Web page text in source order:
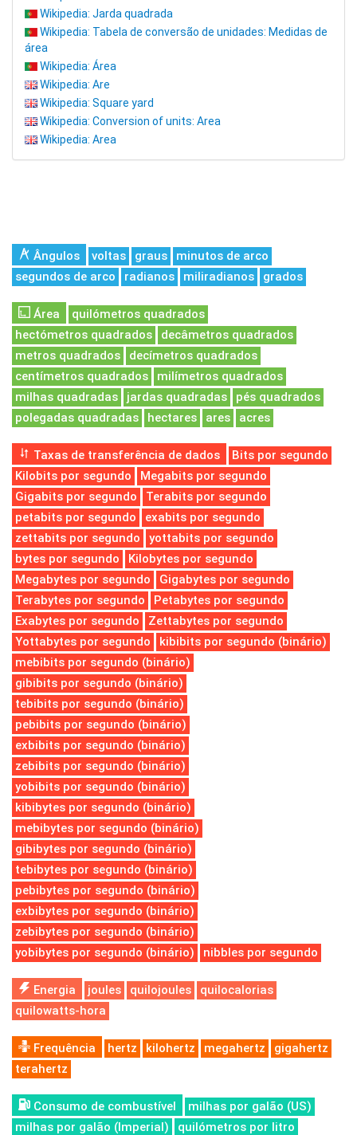
Wikipedia: Jarda quadrada
Wikipedia: Tabela de conversão de unidades: Medidas de
área
Wikipedia: Área
Wikipedia: Are
Wikipedia: Square yard
Wikipedia: Conversion of units: Area
Wikipedia: Area
Ângulos voltas graus
minutos de arco
segundos de arco
radianos miliradianos grados
Área
quilómetros quadrados
hectómetros quadrados
decâmetros quadrados
metros quadrados
decímetros quadrados
centímetros quadrados
milímetros quadrados
milhas quadradas
jardas quadradas
pés quadrados
polegadas quadradas
hectares ares acres
Taxas de transferência de dados
Bits por segundo
Kilobits por segundo
Megabits por segundo
Gigabits por segundo
Terabits por segundo
petabits por segundo
exabits por segundo
zettabits por segundo
yottabits por segundo
bytes por segundo
Kilobytes por segundo
Megabytes por segundo
Gigabytes por segundo
Terabytes por segundo
Petabytes por segundo
Exabytes por segundo
Zettabytes por segundo
Yottabytes por segundo
kibibits por segundo (binário)
mebibits por segundo (binário)
gibibits por segundo (binário)
tebibits por segundo (binário)
pebibits por segundo (binário)
exbibits por segundo (binário)
zebibits por segundo (binário)
yobibits por segundo (binário)
kibibytes por segundo (binário)
mebibytes por segundo (binário)
gibibytes por segundo (binário)
tebibytes por segundo (binário)
pebibytes por segundo (binário)
exbibytes por segundo (binário)
zebibytes por segundo (binário)
yobibytes por segundo (binário)
nibbles por segundo
Energia joules quilojoules
quilocalorias
quilowatts-hora
Frequência hertz kilohertz megahertz
gigahertz
terahertz
Consumo de combustível
milhas por galão (US)
milhas por galão (Imperial)
quilómetros por litro